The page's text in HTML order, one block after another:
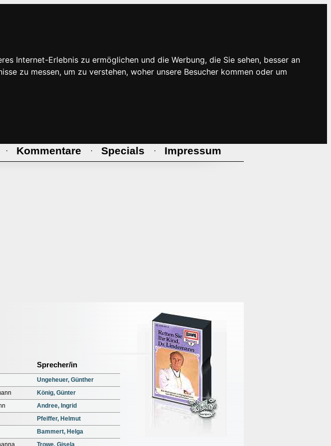
Internet-Erlebnis zu ermöglichen und die Werbung, die Sie sehen, besser an
zu messen, um zu verstehen, woher unsere Besucher kommen oder um
· Kommentare · Specials · Impressum
Sprecher/in
Ungeheuer, Günther
König, Günter
Andree, Ingrid
Pfeiffer, Helmut
Bammert, Helga
Trowe, Gisela